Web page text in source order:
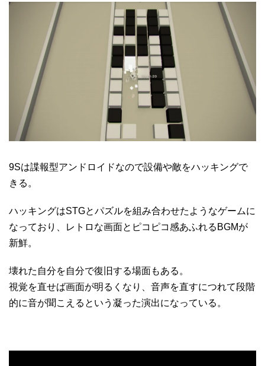
9Sは諜報型アンドロイドなので設備や敵をハッキングで
きる。
ハッキングはSTGとパズルを組み合わせたようなゲームに
なっており、レトロな画面とピコピコ感あふれるBGMが
新鮮。
壊れた自分を自分で復旧する場面もある。
視覚を直せば画面が明るくなり、音声を直すにつれて段階
的に音が聞こえるという凝った演出になっている。